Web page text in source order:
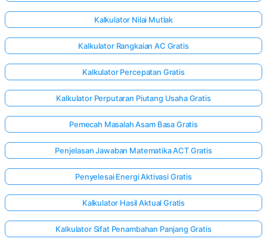
Kalkulator Nilai Mutlak
Kalkulator Rangkaian AC Gratis
Kalkulator Percepatan Gratis
Kalkulator Perputaran Piutang Usaha Gratis
Pemecah Masalah Asam Basa Gratis
Penjelasan Jawaban Matematika ACT Gratis
Penyelesai Energi Aktivasi Gratis
Kalkulator Hasil Aktual Gratis
Kalkulator Sifat Penambahan Panjang Gratis